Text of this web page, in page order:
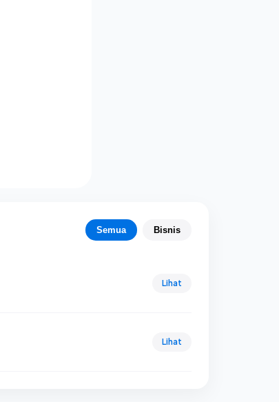
Semua Bisnis
Lihat
Lihat